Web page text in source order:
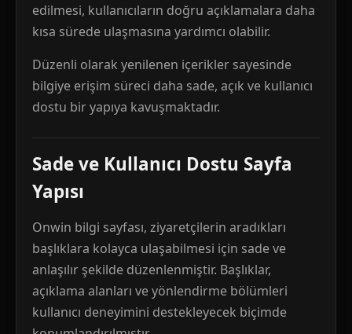
edilmesi, kullanıcıların doğru açıklamalara daha
kısa sürede ulaşmasına yardımcı olabilir.
Düzenli olarak yenilenen içerikler sayesinde
bilgiye erişim süreci daha sade, açık ve kullanıcı
dostu bir yapıya kavuşmaktadır.
Sade ve Kullanıcı Dostu Sayfa
Yapısı
Onwin bilgi sayfası, ziyaretçilerin aradıkları
başlıklara kolayca ulaşabilmesi için sade ve
anlaşılır şekilde düzenlenmiştir. Başlıklar,
açıklama alanları ve yönlendirme bölümleri
kullanıcı deneyimini destekleyecek biçimde